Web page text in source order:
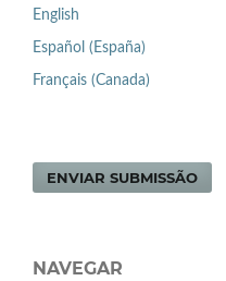
English
Español (España)
Français (Canada)
ENVIAR SUBMISSÃO
NAVEGAR